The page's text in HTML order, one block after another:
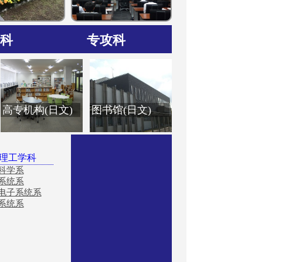
专攻科
机械控制专攻科
电子信息专攻科
高专机构(日文) 图书馆(日文)
工学科
学系
统系
子系统系
统系